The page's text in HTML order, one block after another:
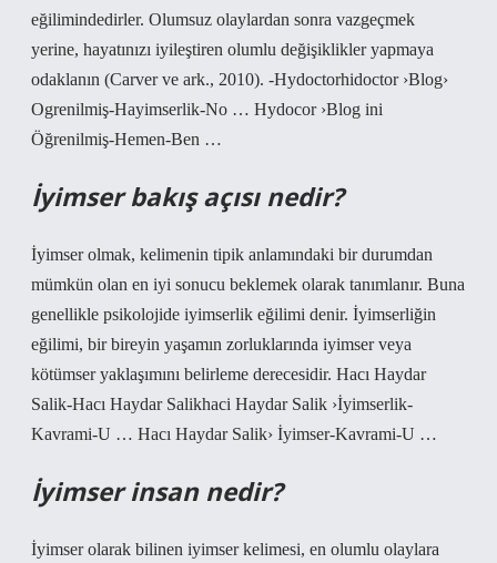
eğilimindedirler. Olumsuz olaylardan sonra vazgeçmek
yerine, hayatınızı iyileştiren olumlu değişiklikler yapmaya
odaklanın (Carver ve ark., 2010). -Hydoctorhidoctor ›Blog›
Ogrenilmiş-Hayimserlik-No … Hydocor ›Blog ini
Öğrenilmiş-Hemen-Ben …
İyimser bakış açısı nedir?
İyimser olmak, kelimenin tipik anlamındaki bir durumdan
mümkün olan en iyi sonucu beklemek olarak tanımlanır. Buna
genellikle psikolojide iyimserlik eğilimi denir. İyimserliğin
eğilimi, bir bireyin yaşamın zorluklarında iyimser veya
kötümser yaklaşımını belirleme derecesidir. Hacı Haydar
Salik-Hacı Haydar Salikhaci Haydar Salik ›İyimserlik-
Kavrami-U … Hacı Haydar Salik› İyimser-Kavrami-U …
İyimser insan nedir?
İyimser olarak bilinen iyimser kelimesi, en olumlu olaylara